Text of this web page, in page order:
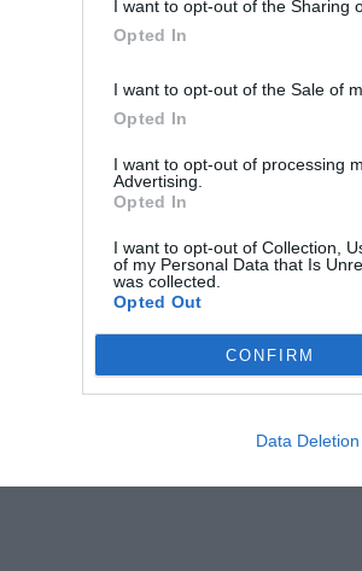
I want to opt-out of the Sharing
Opted In
I want to opt-out of the Sale of
Opted In
I want to opt-out of processing
Advertising.
Opted In
I want to opt-out of Collection,
of my Personal Data that Is
was collected.
Opted Out
CONFIRM
Data Deletion